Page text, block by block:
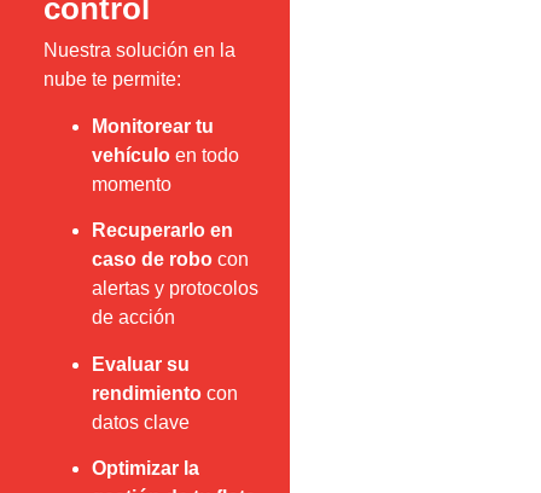
control
Nuestra solución en la
nube te permite:
Monitorear tu
vehículoen todo
momento
Recuperarlo en
caso de robocon
alertas y protocolos
de acción
Evaluar su
rendimientocon
datos clave
Optimizar la